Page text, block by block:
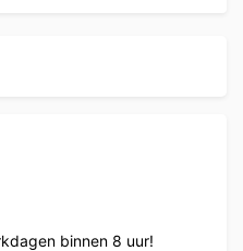
binnen 8 uur!